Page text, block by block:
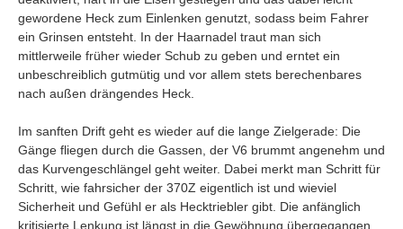
gewordene Heck zum Einlenken genutzt, sodass beim Fahrer
ein Grinsen entsteht. In der Haarnadel traut man sich
mittlerweile früher wieder Schub zu geben und erntet ein
unbeschreiblich gutmütig und vor allem stets berechenbares
nach außen drängendes Heck.
Im sanften Drift geht es wieder auf die lange Zielgerade: Die
Gänge fliegen durch die Gassen, der V6 brummt angenehm und
das Kurvengeschlängel geht weiter. Dabei merkt man Schritt für
Schritt, wie fahrsicher der 370Z eigentlich ist und wieviel
Sicherheit und Gefühl er als Hecktriebler gibt. Die anfänglich
kritisierte Lenkung ist längst in die Gewöhnung übergegangen